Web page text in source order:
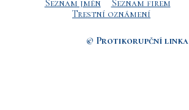
Seznam jmén
Seznam firem
Trestní oznámení
© Protikorupční linka